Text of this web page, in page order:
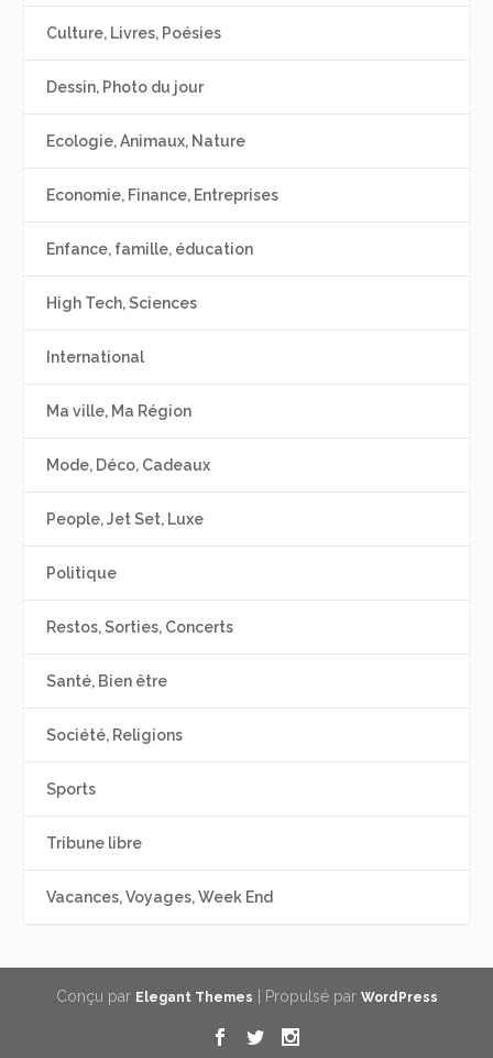
Culture, Livres, Poésies
Dessin, Photo du jour
Ecologie, Animaux, Nature
Economie, Finance, Entreprises
Enfance, famille, éducation
High Tech, Sciences
International
Ma ville, Ma Région
Mode, Déco, Cadeaux
People, Jet Set, Luxe
Politique
Restos, Sorties, Concerts
Santé, Bien être
Société, Religions
Sports
Tribune libre
Vacances, Voyages, Week End
Conçu par Elegant Themes | Propulsé par WordPress